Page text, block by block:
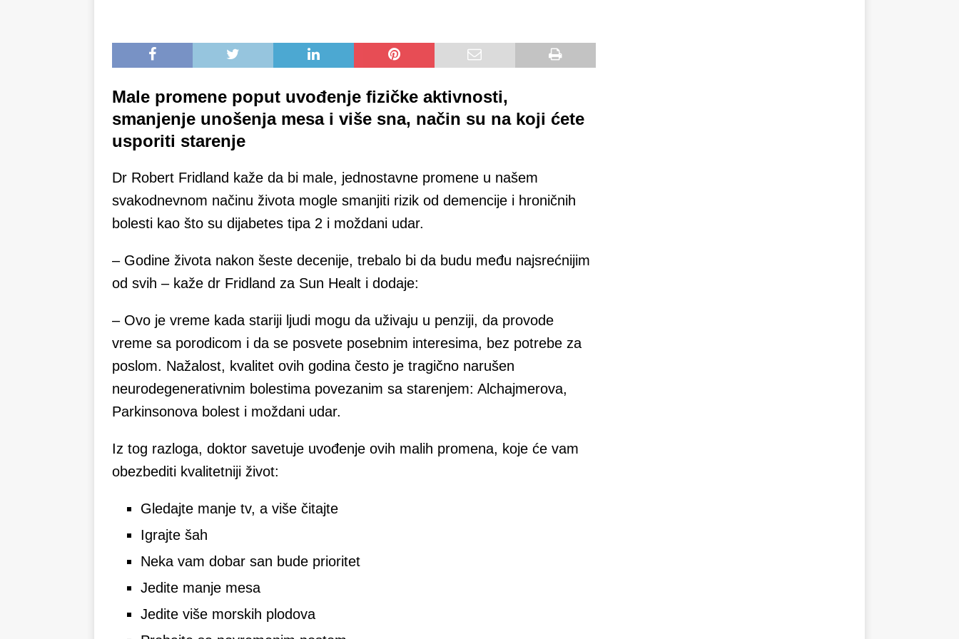
Male promene poput uvođenje fizičke aktivnosti,
smanjenje unošenja mesa i više sna, način su na koji ćete
usporiti starenje
Dr Robert Fridland kaže da bi male, jednostavne promene u našem
svakodnevnom načinu života mogle smanjiti rizik od demencije i hroničnih
bolesti kao što su dijabetes tipa 2 i moždani udar.
– Godine života nakon šeste decenije, trebalo bi da budu među najsrećnijim
od svih – kaže dr Fridland za Sun Healt i dodaje:
– Ovo je vreme kada stariji ljudi mogu da uživaju u penziji, da provode
vreme sa porodicom i da se posvete posebnim interesima, bez potrebe za
poslom. Nažalost, kvalitet ovih godina često je tragično narušen
neurodegenerativnim bolestima povezanim sa starenjem: Alchajmerova,
Parkinsonova bolest i moždani udar.
Iz tog razloga, doktor savetuje uvođenje ovih malih promena, koje će vam
obezbediti kvalitetniji život:
Gledajte manje tv, a više čitajte
Igrajte šah
Neka vam dobar san bude prioritet
Jedite manje mesa
Jedite više morskih plodova